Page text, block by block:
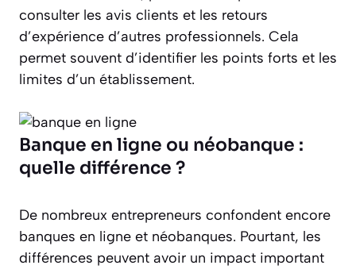
consulter les avis clients et les retours
d’expérience d’autres professionnels. Cela
permet souvent d’identifier les points forts et les
limites d’un établissement.
Banque en ligne ou néobanque :
quelle différence ?
De nombreux entrepreneurs confondent encore
banques en ligne et néobanques. Pourtant, les
différences peuvent avoir un impact important